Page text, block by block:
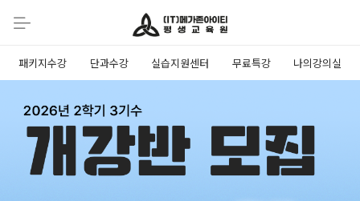
패키지수강 단과수강 실습지원센터 무료특강 나의강의실